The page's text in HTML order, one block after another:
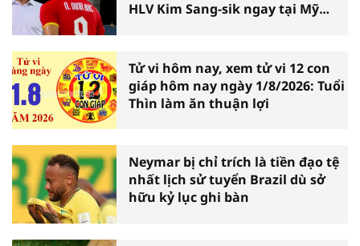
HLV Kim Sang-sik ngay tại Mỹ
Tử vi hôm nay, xem tử vi 12 con
giáp hôm nay ngày 1/8/2026: Tuổi
Thìn làm ăn thuận lợi
Neymar bị chỉ trích là tiền đạo tệ
nhất lịch sử tuyển Brazil dù sở
hữu kỷ lục ghi bàn